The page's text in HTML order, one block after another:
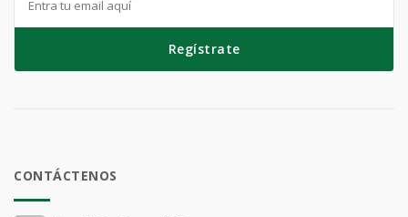
Regístrate
CONTÁCTENOS